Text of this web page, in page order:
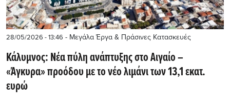
28/05/2026 - 13:46 - Μεγάλα Έργα & Πράσινες Κατασκευές
Κάλυμνος: Νέα πύλη ανάπτυξης στο Αιγαίο –
«Άγκυρα» προόδου με το νέο λιμάνι των 13,1 εκατ.
ευρώ